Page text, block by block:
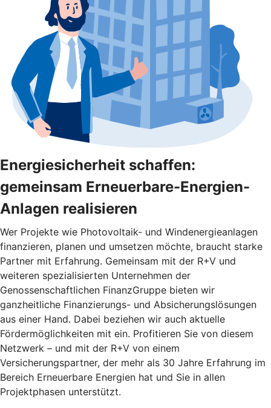
Energiesicherheit schaffen:
gemeinsam Erneuerbare-Energien-
Anlagen realisieren
Wer Projekte wie Photovoltaik- und Windenergieanlagen
finanzieren, planen und umsetzen möchte, braucht starke
Partner mit Erfahrung. Gemeinsam mit der R+V und
weiteren spezialisierten Unternehmen der
Genossenschaftlichen FinanzGruppe bieten wir
ganzheitliche Finanzierungs- und Absicherungslösungen
aus einer Hand. Dabei beziehen wir auch aktuelle
Fördermöglichkeiten mit ein. Profitieren Sie von diesem
Netzwerk – und mit der R+V von einem
Versicherungspartner, der mehr als 30 Jahre Erfahrung im
Bereich Erneuerbare Energien hat und Sie in allen
Projektphasen unterstützt.